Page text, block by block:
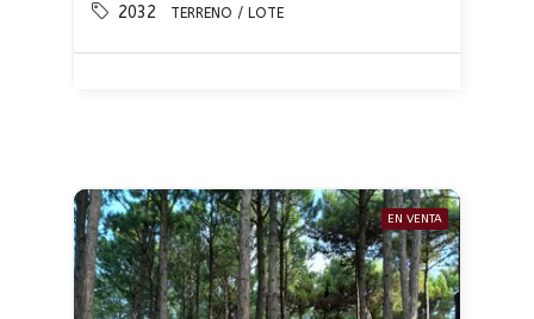
2032 TERRENO / LOTE
EN VENTA